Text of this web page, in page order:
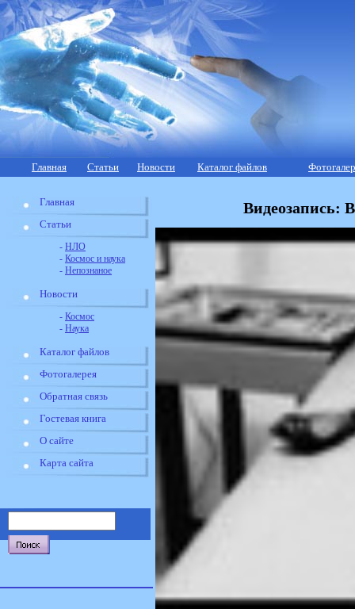
Главная Статьи Новости Каталог файлов
Главная
Статьи
- НЛО
- Космос и наука
- Непознаное
Новости
- Космос
- Наука
Каталог файлов
Фотогалерея
Обратная связь
Гостевая книга
О сайте
Карта сайта
Видеозапись: